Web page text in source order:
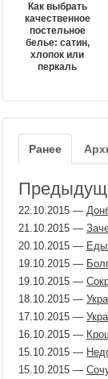
Как выбрать
качественное
постельное
белье: сатин,
хлопок или
перкаль
Ранее
22.10.2015 —
21.10.2015 —
20.10.2015 —
19.10.2015 —
19.10.2015 —
18.10.2015 —
17.10.2015 —
16.10.2015 —
15.10.2015 —
15.10.2015 —